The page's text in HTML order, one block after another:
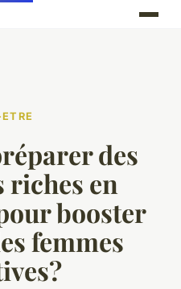
des
riches en
booster
femmes